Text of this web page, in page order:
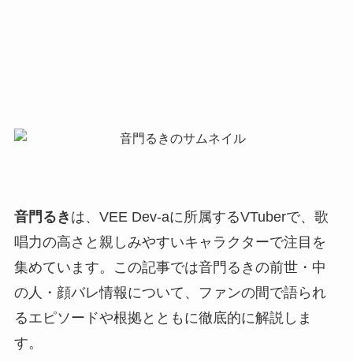
音門るき は、VEE Dev-aに所属するVTuberで、歌
唱力の高さと親しみやすいキャラクターで注目を
集めています。この記事では音門るきの前世・中
の人・顔バレ情報について、ファンの間で語られ
るエピソードや根拠とともに徹底的に解説しま
す。